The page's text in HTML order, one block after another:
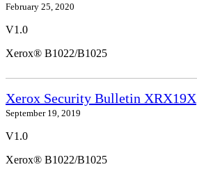
February 25, 2020
V1.0
Xerox® B1022/B1025
Xerox Security Bulletin XRX19X
September 19, 2019
V1.0
Xerox® B1022/B1025